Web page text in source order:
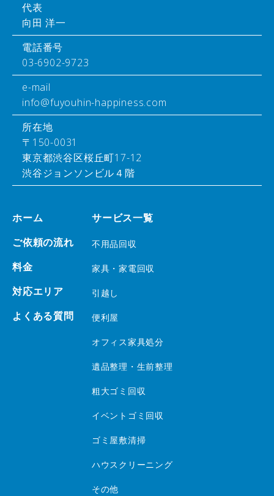
代表
向田 洋一
電話番号
03-6902-9723
e-mail
info@fuyouhin-happiness.com
所在地
〒150-0031
東京都渋谷区桜丘町17-12
渋谷ジョンソンビル４階
ホーム
ご依頼の流れ
料金
対応エリア
よくある質問
サービス一覧
不用品回収
家具・家電回収
引越し
便利屋
オフィス家具処分
遺品整理・生前整理
粗大ゴミ回収
イベントゴミ回収
ゴミ屋敷清掃
ハウスクリーニング
その他